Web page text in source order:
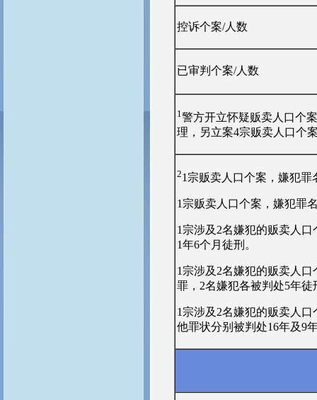
控诉个案/人数
已审判个案/人数
1警方开立怀疑贩卖人口个
理，另立案4宗贩卖人口个
21宗贩卖人口个案，嫌犯
1宗贩卖人口个案，嫌犯罪
1宗涉及2名嫌犯的贩卖人
1年6个月徒刑。
1宗涉及2名嫌犯的贩卖人
罪，2名嫌犯各被判处5年徒
1宗涉及2名嫌犯的贩卖人
他罪状分别被判处16年及9